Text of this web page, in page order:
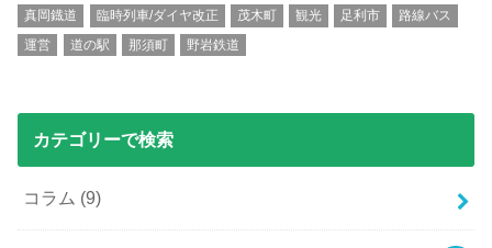
真岡鐡道
臨時列車/ダイヤ改正 茂木町 観光 足利市
路線バス
運営
道の駅 那須町 野岩鉄道
カテゴリーで検索
コラム (9)